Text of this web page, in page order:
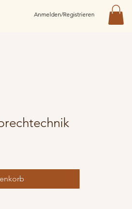
Anmelden/Registrieren